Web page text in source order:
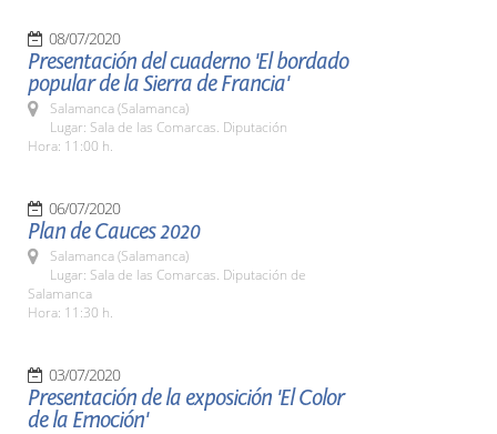
08/07/2020
Presentación del cuaderno 'El bordado
popular de la Sierra de Francia'
Salamanca (Salamanca)
Lugar: Sala de las Comarcas. Diputación
Hora: 11:00 h.
06/07/2020
Plan de Cauces 2020
Salamanca (Salamanca)
Lugar: Sala de las Comarcas. Diputación de
Salamanca
Hora: 11:30 h.
03/07/2020
Presentación de la exposición 'El Color
de la Emoción'